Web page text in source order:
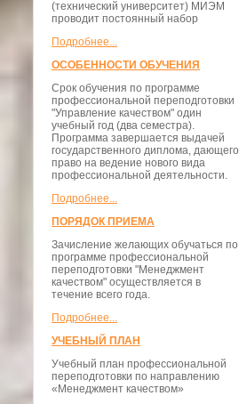
(технический университет) МИЭМ
проводит постоянный набор
Подробнее...
ОСОБЕННОСТИ ОБУЧЕНИЯ
Срок обучения по программе
профессиональной переподготовки
"Управление качеством" один
учебный год (два семестра).
Программа завершается выдачей
государственного диплома, дающего
право на ведение нового вида
профессиональной деятельности.
Подробнее...
ПОРЯДОК ПРИЕМА
Зачисление желающих обучаться по
программе профессиональной
переподготовки "Менеджмент
качеством" осуществляется в
течение всего года.
Подробнее...
УЧЕБНЫЙ ПЛАН
Учебный план профессиональной
переподготовки по направлению
«Менеджмент качеством»